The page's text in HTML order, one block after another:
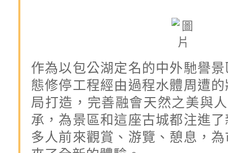
作為以包公湖定名的中外馳譽
態修停工程經由過程水體周遭
局打造，完善融會天然之美與
承，為景區和這座古城都注進
多人前來觀賞、游覽、憩息，